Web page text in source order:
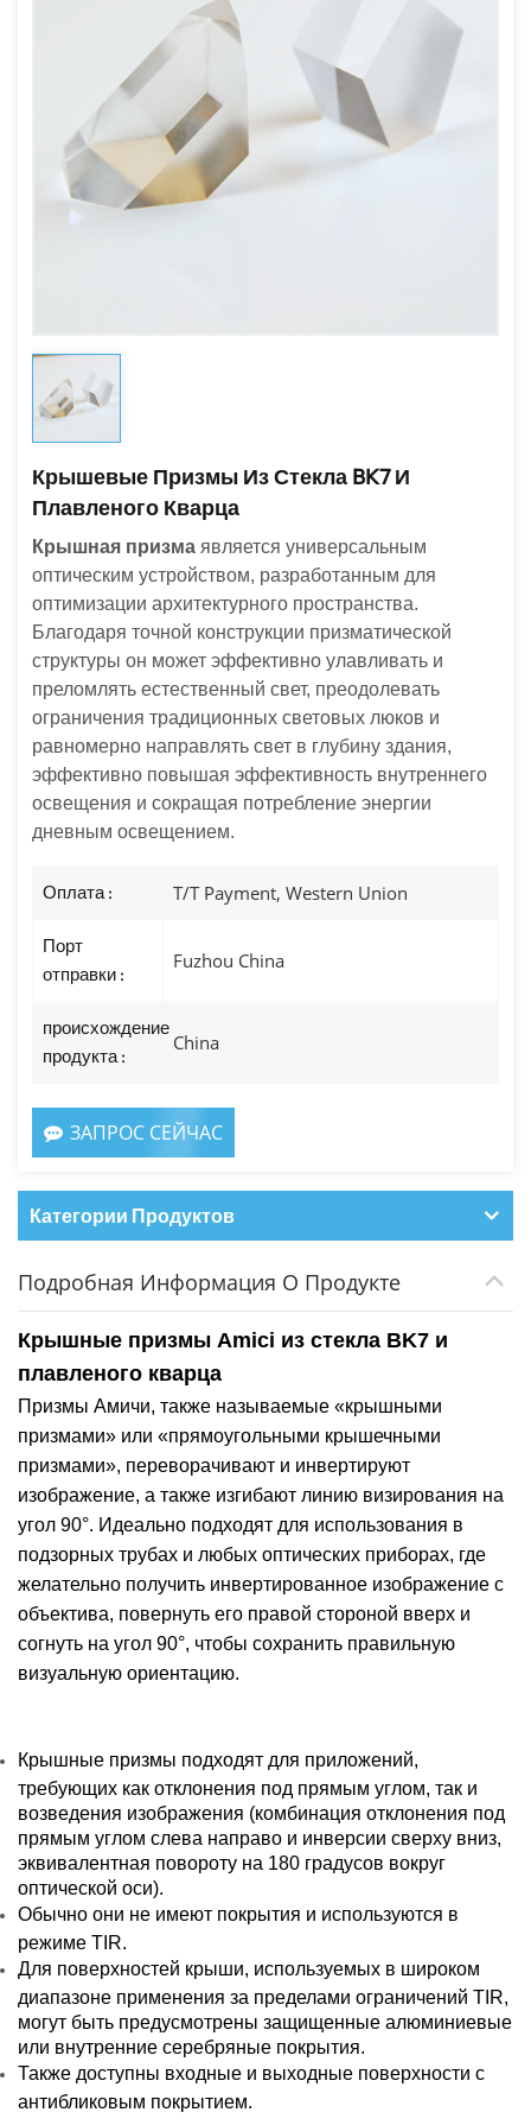
Крышевые Призмы Из Стекла BK7 И
Плавленого Кварца
Крышная призма является универсальным
оптическим устройством, разработанным для
оптимизации архитектурного пространства.
Благодаря точной конструкции призматической
структуры он может эффективно улавливать и
преломлять естественный свет, преодолевать
ограничения традиционных световых люков и
равномерно направлять свет в глубину здания,
эффективно повышая эффективность внутреннего
освещения и сокращая потребление энергии
дневным освещением.
Оплата : T/T Payment, Western Union
Порт
отправки :
Fuzhou China
происхождение
продукта :
China
ЗАПРОС СЕЙЧАС
Категории Продуктов
Подробная Информация О Продукте
Крышные призмы Amici из стекла BK7 и
плавленого кварца
Призмы Амичи, также называемые «крышными
призмами» или «прямоугольными крышечными
призмами», переворачивают и инвертируют
изображение, а также изгибают линию визирования на
угол 90°. Идеально подходят для использования в
подзорных трубах и любых оптических приборах, где
желательно получить инвертированное изображение с
объектива, повернуть его правой стороной вверх и
согнуть на угол 90°, чтобы сохранить правильную
визуальную ориентацию.
Крышные призмы подходят для приложений,
требующих как отклонения под прямым углом, так и
возведения изображения (комбинация отклонения под
прямым углом слева направо и инверсии сверху вниз,
эквивалентная повороту на 180 градусов вокруг
оптической оси).
Обычно они не имеют покрытия и используются в
режиме TIR.
Для поверхностей крыши, используемых в широком
диапазоне применения за пределами ограничений TIR,
могут быть предусмотрены защищенные алюминиевые
или внутренние серебряные покрытия.
Также доступны входные и выходные поверхности с
антибликовым покрытием.